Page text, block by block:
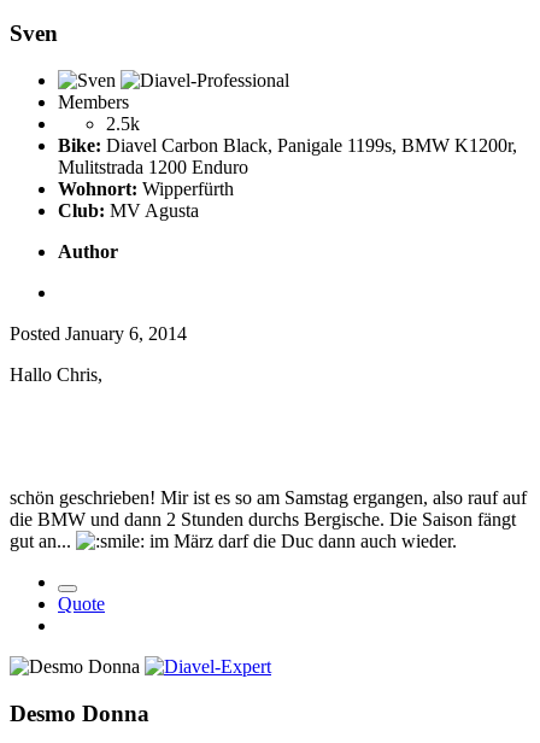
Sven
Members
2.5k
Bike: Diavel Carbon Black, Panigale 1199s, BMW K1200r,
Mulitstrada 1200 Enduro
Wohnort: Wipperfürth
Club: MV Agusta
Author
Posted January 6, 2014
Hallo Chris,
schön geschrieben! Mir ist es so am Samstag ergangen, also rauf auf
die BMW und dann 2 Stunden durchs Bergische. Die Saison fängt
gut an...
im März darf die Duc dann auch wieder.
Quote
Desmo Donna